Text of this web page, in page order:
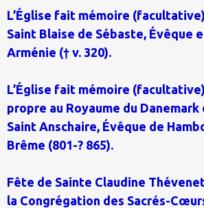
L’Église fait mémoire
Saint Blaise de Sébaste, Évêque
Arménie († v. 320).
L’Église fait mémoire
propre au Royaume du Danemark
Saint Anschaire, Évêque de
Brême (801-? 865).
Fête de Sainte Claudine
la Congrégation des Sacrés-